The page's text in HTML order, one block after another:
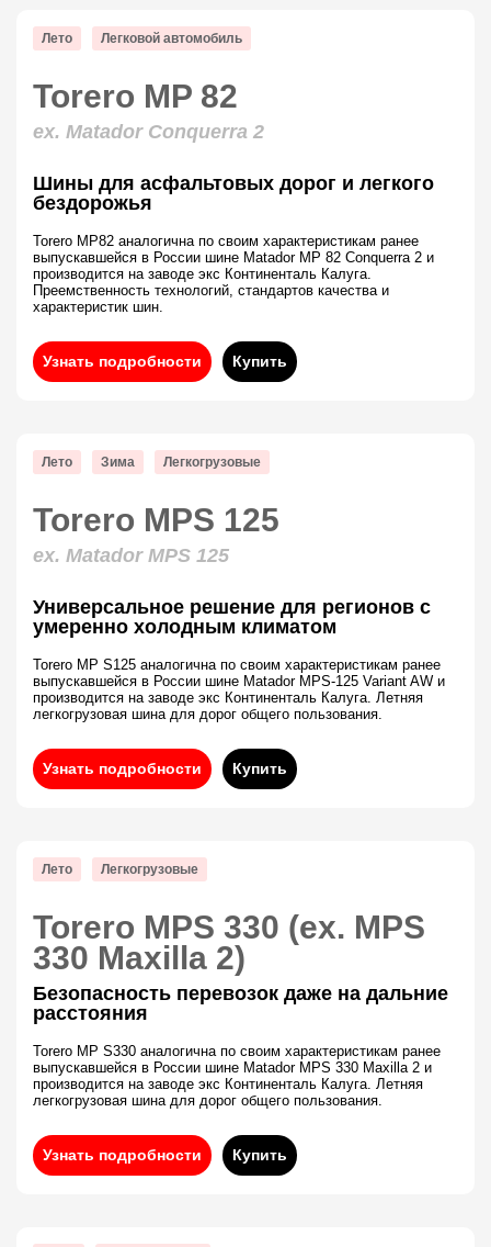
Лето Легковой автомобиль
Torero MP 82
ex. Matador Conquerra 2
Шины для асфальтовых дорог и легкого
бездорожья
Torero MP82 аналогична по своим характеристикам ранее
выпускавшейся в России шине Matador MP 82 Conquerra 2 и
производится на заводе экс Континенталь Калуга.
Преемственность технологий, стандартов качества и
характеристик шин.
Узнать подробности Купить
Лето Зима Легкогрузовые
Torero MPS 125
ex. Matador MPS 125
Универсальное решение для регионов с
умеренно холодным климатом
Torero MP S125 аналогична по своим характеристикам ранее
выпускавшейся в России шине Matador MPS-125 Variant AW и
производится на заводе экс Континенталь Калуга. Летняя
легкогрузовая шина для дорог общего пользования.
Узнать подробности Купить
Лето Легкогрузовые
Torero MPS 330 (ex. MPS
330 Maxilla 2)
Безопасность перевозок даже на дальние
расстояния
Torero MP S330 аналогична по своим характеристикам ранее
выпускавшейся в России шине Matador MPS 330 Maxilla 2 и
производится на заводе экс Континенталь Калуга. Летняя
легкогрузовая шина для дорог общего пользования.
Узнать подробности Купить